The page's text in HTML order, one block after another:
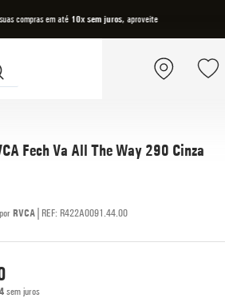
compras em até 10x sem juros, aproveite
Fech Va All The Way 290 Cinza
RVCA| REF: R422A0091.44.00
sem juros